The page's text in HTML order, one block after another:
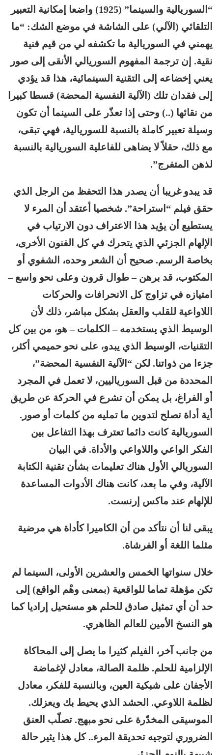
“السوريالية والسينما” (1925) واضعا إمكانية التعبير
التلقائي (الآلي) على الشاشة في موضع الشك: “ما
يهمني في السوريالية ما تكشفه لي من قيم فنية
نقية. إن ترجمة المفهوم السوريالي الأنقى إلى صور
يعني إخضاعه إلى التقنية السينمائية، هذا قد يؤدي
إلى فقدان تلك (الآلية النفسية المحضة) قسطا كبيرا
من نقائها (..) وحتى إذا تعذّر على السينما أن تكون
وسيلة تعبير كاملة بالنسبة للسوريالية، فهي تبقى،
مع ذلك، حقلاً لا يضاهى للفاعلية السوريالية بالنسبة
لذهن المتفرج”.
قد يبدو غريبا أن يصدر هذا التحفظ من الرجل الذي
حقق فيلم “استراحة”. شخصيا أعتقد أن المرء لا
يستطيع أن يؤيد هذا الاعتراف دون الارتياب في
الإلهام الجزئي الذي يتحرك في كل الفنون الأخرى،
بخاصة الرسم. صحيح أن الشعر وحده، الشفوي أو
المكتوب، قد برهن – طوال قرون وعلى نحو واسع –
امتيازه في تزاوج كل الانحرافات والحركات
اللاواعية للقلب والعقل بشكل مباشر، ذلك لأن
الوسيط الذي يستخدمه – الكلمات – هو، من بين كل
التقنيات، الوسيط الذي يبدو، على نحو حميمي أكثر،
جزءا من ذواتنا. لكن “الآلية النفسية المحضة”،
المحددة من قبل السورياليين، لا تعمل في المجرد
أو الفراغ، بل يمكن أن تشرع في الحركة عن طريق
أية أداة تصلح لتدوين ما تمليه من كلمات أو صور.
السوريالية كانت دائما تعترف بهذا التفاعل بين
الفكر الواعي واللاواعي والأداة. في البيان
السوريالي الأول هناك تعليمات بشأن تقنية الكتابة
الآلية، وفي ما بعد، كانت هناك الأدوات المساعدة
للإلهام عند ماكس إرنست.
يبقى لنا أن نتأكد من أن الكاميرا كأداة هي مرضية
مثلما اللغة أو الفرشاة.
خلال سنواتها الخمس والعشرين الأولى، السينما لم
تكن مؤهلة تماما للواقعية (بمعنى وهْم الواقع) إلى
حد أن أي تمثيل صادق للحلم هو مستحيل إراديا كما
هو النسخ الأمين للعالم الظاهري.
من جانب آخر، الفيلم كثيرا ما يصل إلى المحاكاة
الإلزامية للحلم. ظلمة الصالة، معادل لإغماضة
الأجفان على شبكية العين، وبالنسبة للفكر، معادل
لظلمة اللاوعي. الحشد الذي يحيط بك ويعزلك.
الموسيقى المخدّرة على نحو مبهج. تصلّب العنق
الضروري لتوجيه تحديقة المرء.. كل هذا يثير حالة